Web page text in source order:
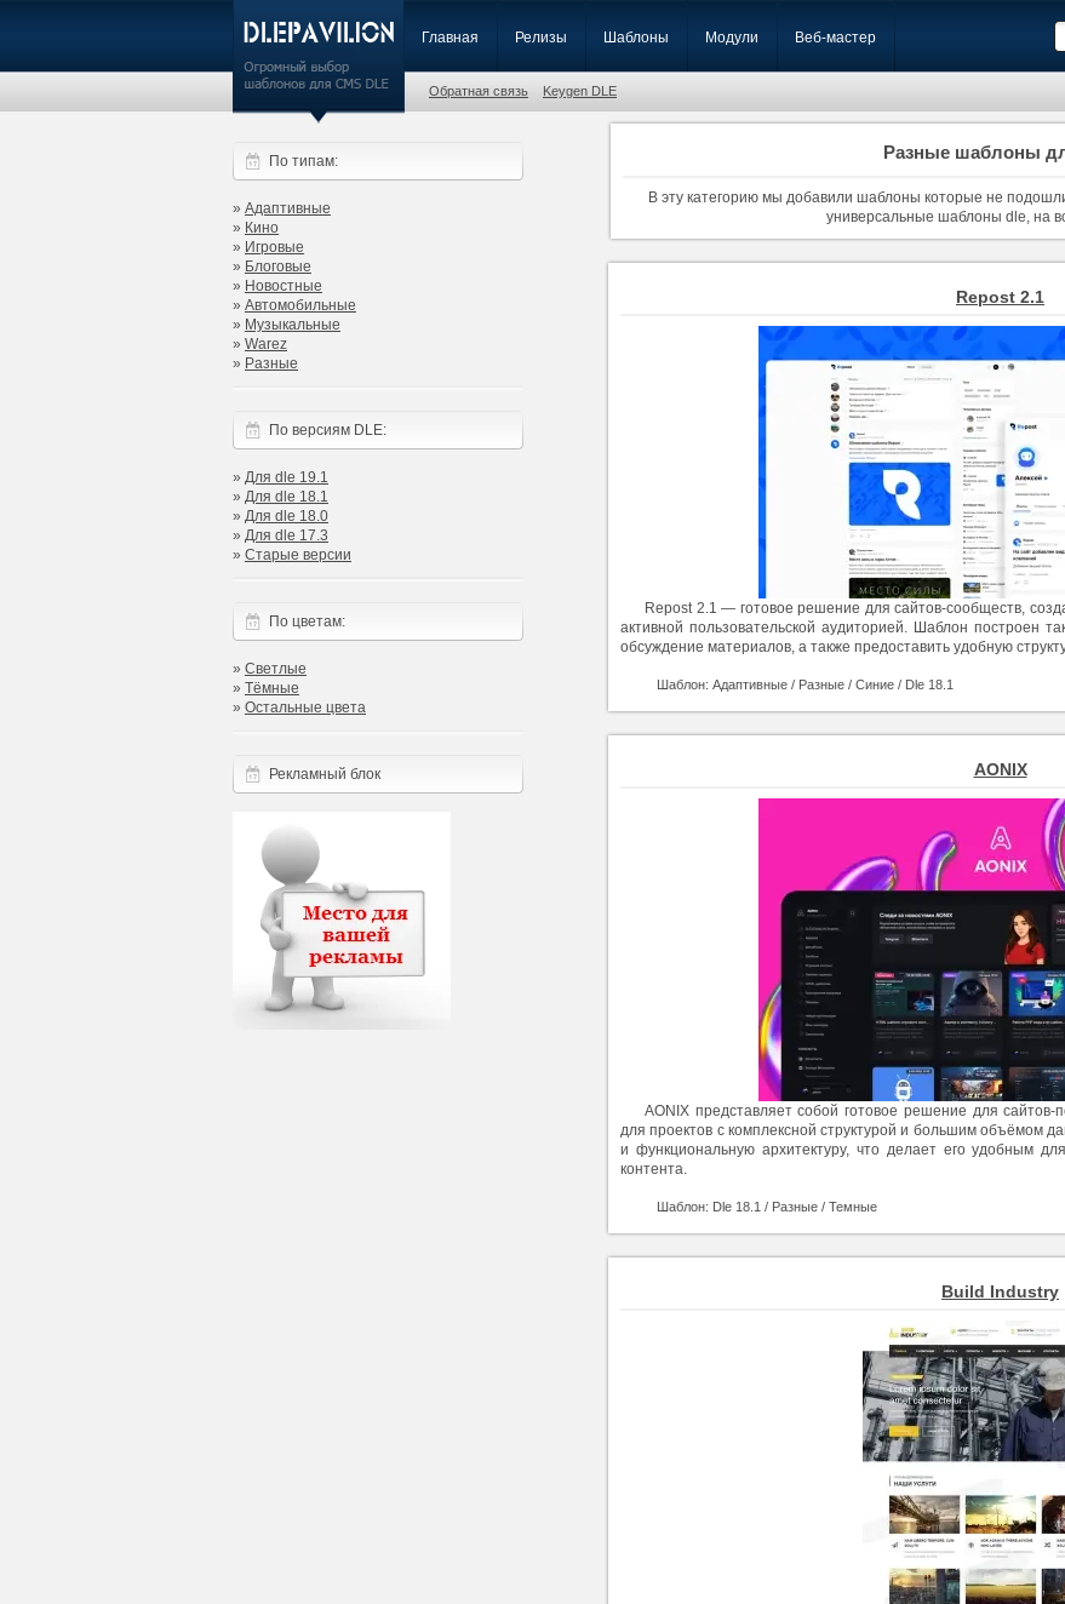
Главная Релизы Шаблоны Модули Веб-мастер
Обратная связь Keygen DLE
По типам:
» Адаптивные
» Кино
» Игровые
» Блоговые
» Новостные
» Автомобильные
» Музыкальные
» Warez
» Разные
По версиям DLE:
» Для dle 19.1
» Для dle 18.1
» Для dle 18.0
» Для dle 17.3
» Старые версии
По цветам:
» Светлые
» Тёмные
» Остальные цвета
Рекламный блок
Разные шаблоны
В эту категорию мы добавили шаблоны которые не
универсальные шаблоны dle, на
Repost 2.1
Repost 2.1 — готовое решение для сайтов-сообществ,
активной пользовательской аудиторией. Шаблон построен
обсуждение материалов, а также предоставить удобную
Шаблон: Адаптивные / Разные / Синие / Dle 18.1
AONIX
AONIX представляет собой готовое решение для сайтов-
для проектов с комплексной структурой и большим объёмом
и функциональную архитектуру, что делает его удобным
контента.
Шаблон: Dle 18.1 / Разные / Темные
Build Industry